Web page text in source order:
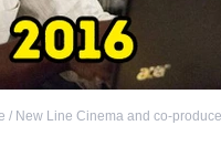
/ New Line Cinema and co-